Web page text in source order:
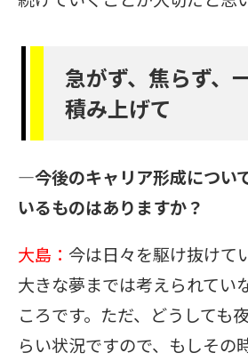
急がず、焦らず、
積み上げて
―今後のキャリア形成につい
いるものはありますか？
大島： 今は日々を駆け抜けて
大きな夢までは考えられてい
ころです。ただ、どうしても
らい状況ですので、もしその